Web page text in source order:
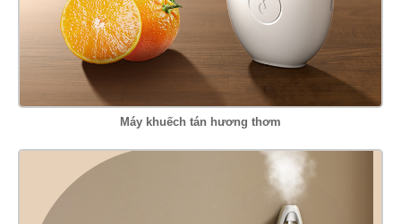
Máy khuếch tán hương thơm